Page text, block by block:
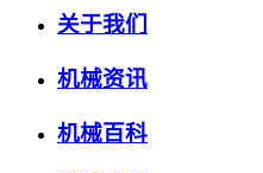
关于我们
机械资讯
机械百科